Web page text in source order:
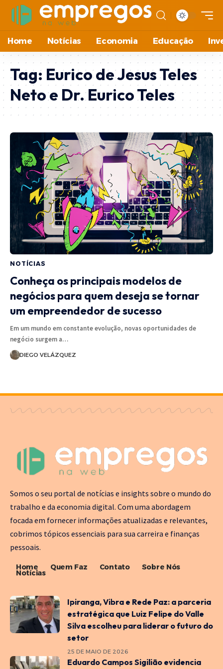
Home Notícias Economia Educação
Tag: Eurico de Jesus Teles
Neto e Dr. Eurico Teles
NOTÍCIAS
Conheça os principais modelos de
negócios para quem deseja se tornar
um empreendedor de sucesso
Em um mundo em constante evolução, novas oportunidades de
negócio surgem a…
DIEGO VELÁZQUEZ
Somos o seu portal de notícias e insights sobre o mundo do
trabalho e da economia digital. Com uma abordagem
focada em fornecer informações atualizadas e relevantes,
cobrimos tópicos essenciais para sua carreira e finanças
pessoais.
Home Quem Faz Contato Sobre Nós
Notícias
Ipiranga, Vibra e Rede Paz: a parceria
estratégica que Luiz Felipe do Valle
Silva escolheu para liderar o futuro do
setor
25 DE MAIO DE 2026
Eduardo Campos Sigilião evidencia